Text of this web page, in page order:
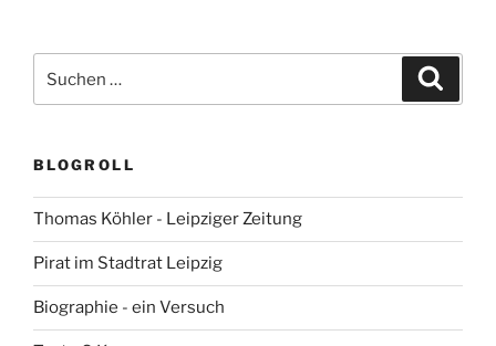
nach:
BLOGROLL
Thomas Köhler - Leipziger Zeitung
Pirat im Stadtrat Leipzig
Biographie - ein Versuch